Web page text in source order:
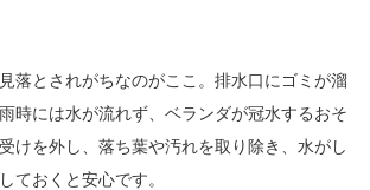
落とされがちなのがここ。排水口にゴミが溜
時には水が流れず、ベランダが冠水するおそ
けを外し、落ち葉や汚れを取り除き、水がし
ておくと安心です。